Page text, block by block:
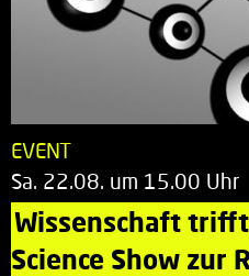
EVENT
Sa. 22.08. um 15.00 Uhr
Wissenschaft
Science Show zur